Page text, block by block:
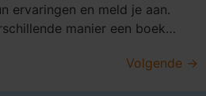
ervaringen en meld je aan.
manier een boek…
Volgende →